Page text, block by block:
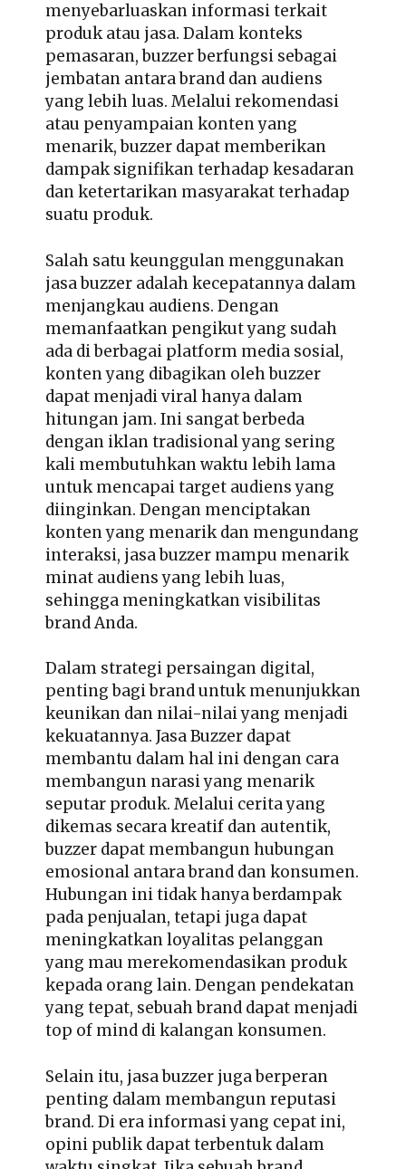
menyebarluaskan informasi terkait
produk atau jasa. Dalam konteks
pemasaran, buzzer berfungsi sebagai
jembatan antara brand dan audiens
yang lebih luas. Melalui rekomendasi
atau penyampaian konten yang
menarik, buzzer dapat memberikan
dampak signifikan terhadap kesadaran
dan ketertarikan masyarakat terhadap
suatu produk.
Salah satu keunggulan menggunakan
jasa buzzer adalah kecepatannya dalam
menjangkau audiens. Dengan
memanfaatkan pengikut yang sudah
ada di berbagai platform media sosial,
konten yang dibagikan oleh buzzer
dapat menjadi viral hanya dalam
hitungan jam. Ini sangat berbeda
dengan iklan tradisional yang sering
kali membutuhkan waktu lebih lama
untuk mencapai target audiens yang
diinginkan. Dengan menciptakan
konten yang menarik dan mengundang
interaksi, jasa buzzer mampu menarik
minat audiens yang lebih luas,
sehingga meningkatkan visibilitas
brand Anda.
Dalam strategi persaingan digital,
penting bagi brand untuk menunjukkan
keunikan dan nilai-nilai yang menjadi
kekuatannya. Jasa Buzzer dapat
membantu dalam hal ini dengan cara
membangun narasi yang menarik
seputar produk. Melalui cerita yang
dikemas secara kreatif dan autentik,
buzzer dapat membangun hubungan
emosional antara brand dan konsumen.
Hubungan ini tidak hanya berdampak
pada penjualan, tetapi juga dapat
meningkatkan loyalitas pelanggan
yang mau merekomendasikan produk
kepada orang lain. Dengan pendekatan
yang tepat, sebuah brand dapat menjadi
top of mind di kalangan konsumen.
Selain itu, jasa buzzer juga berperan
penting dalam membangun reputasi
brand. Di era informasi yang cepat ini,
opini publik dapat terbentuk dalam